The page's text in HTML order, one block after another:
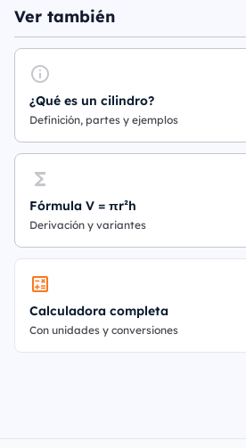
Ver también
¿Qué es un cilindro?
Definición, partes y ejemplos
Fórmula V = πr²h
Derivación y variantes
Calculadora completa
Con unidades y conversiones